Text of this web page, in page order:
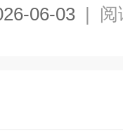
06-03 | 阅